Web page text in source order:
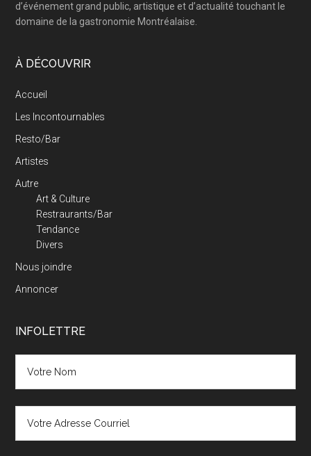
d’événement grand public, artistique et d’actualité touchant le
domaine de la gastronomie Montréalaise.
À DÉCOUVRIR
Accueil
Les Incontournables
Resto/Bar
Artistes
Autre
Art & Culture
Restraurants/Bar
Tendance
Divers
Nous joindre
Annoncer
INFOLETTRE